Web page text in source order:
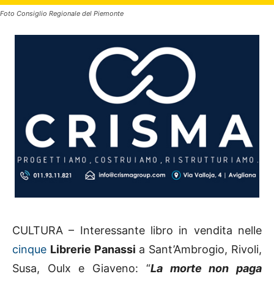
Foto Consiglio Regionale del Piemonte
CULTURA – Interessante libro in vendita nelle
cinque Librerie Panassi a Sant’Ambrogio, Rivoli,
Susa, Oulx e Giaveno: “La morte non paga